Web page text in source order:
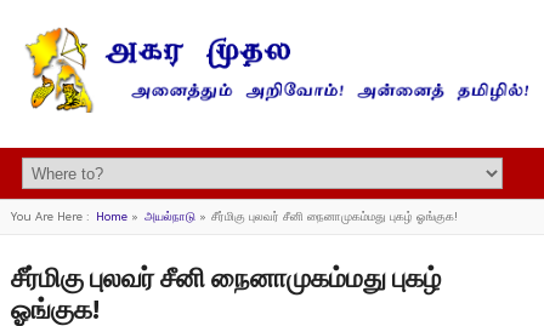
You Are Here : Home» அயல்நாடு» சீர்மிகு புலவர் சீனி நைனாமுகம்மது புகழ் ஓங்குக!
சீர்மிகு புலவர் சீனி நைனாமுகம்மது புகழ்
ஓங்குக!